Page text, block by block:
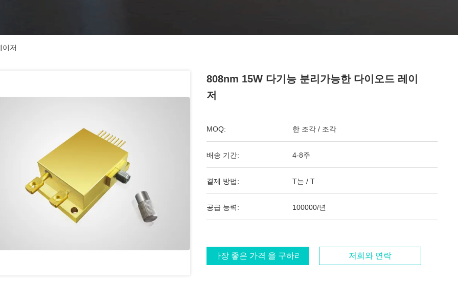
이저
808nm 15W 다기능 분리가능한 다이오드 레이
저
MOQ: 한 조각 / 조각
배송 기간: 4-8주
결제 방법: T는 / T
공급 능력: 100000/년
가장 좋은 가격 을 구하라 저희와 연락